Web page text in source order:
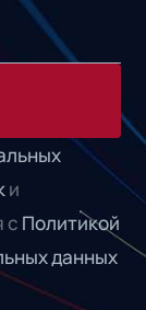
и
с Политикой
данных